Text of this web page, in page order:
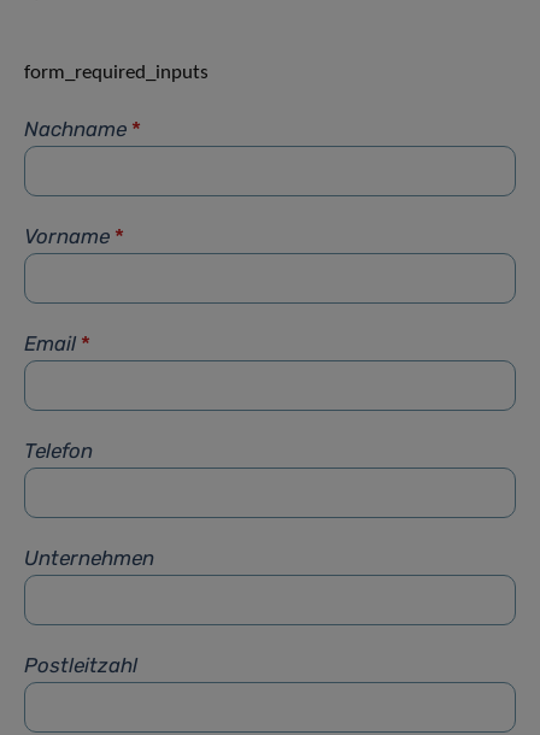
form_required_inputs
Nachname *
Vorname *
Email *
Telefon
Unternehmen
Postleitzahl